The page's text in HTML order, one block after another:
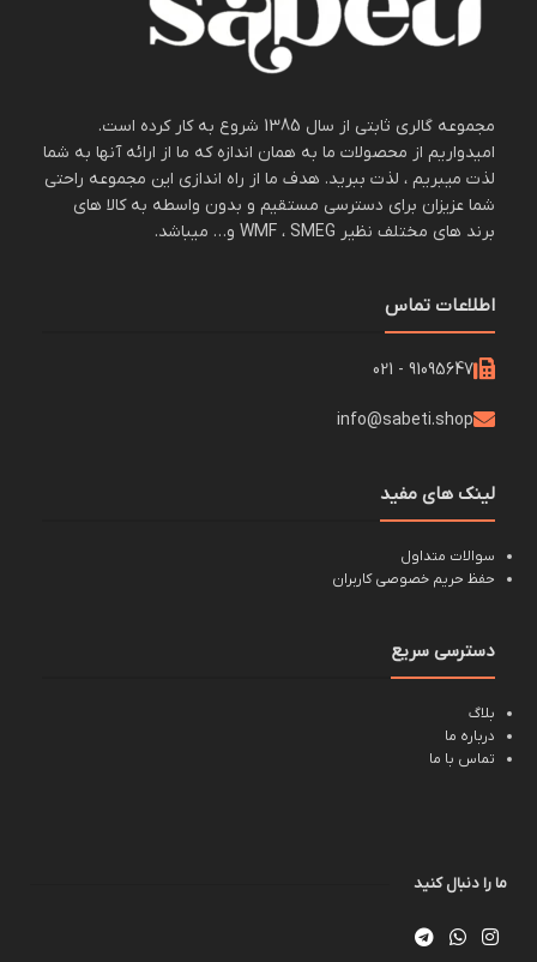
مجموعه گالری ثابتی از سال 1385 شروع به کار کرده است.
امیدواریم از محصولات ما به همان اندازه که ما از ارائه آنها به شما
لذت میبریم ، لذت ببرید. هدف ما از راه اندازی این مجموعه راحتی
شما عزیزان برای دسترسی مستقیم و بدون واسطه به کالا های
برند های مختلف نظیر WMF ، SMEG و… میباشد.
اطلاعات تماس
91095647 - 021
info@sabeti.shop
لینک های مفید
سوالات متداول
حفظ حریم خصوصی کاربران
دسترسی سریع
بلاگ
درباره ما
تماس با ما
ما را دنبال کنید